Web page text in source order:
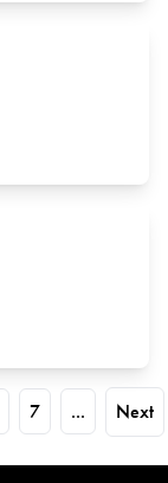
7 ... Next